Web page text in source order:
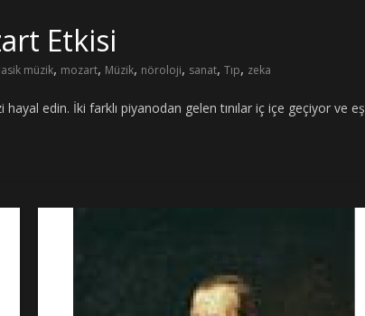
Etkisi
müzik, mozart, Müzik, nöroloji, sanat, Tıp, zeka
edin. İki farklı piyanodan gelen tınılar iç içe geçiyor ve eş